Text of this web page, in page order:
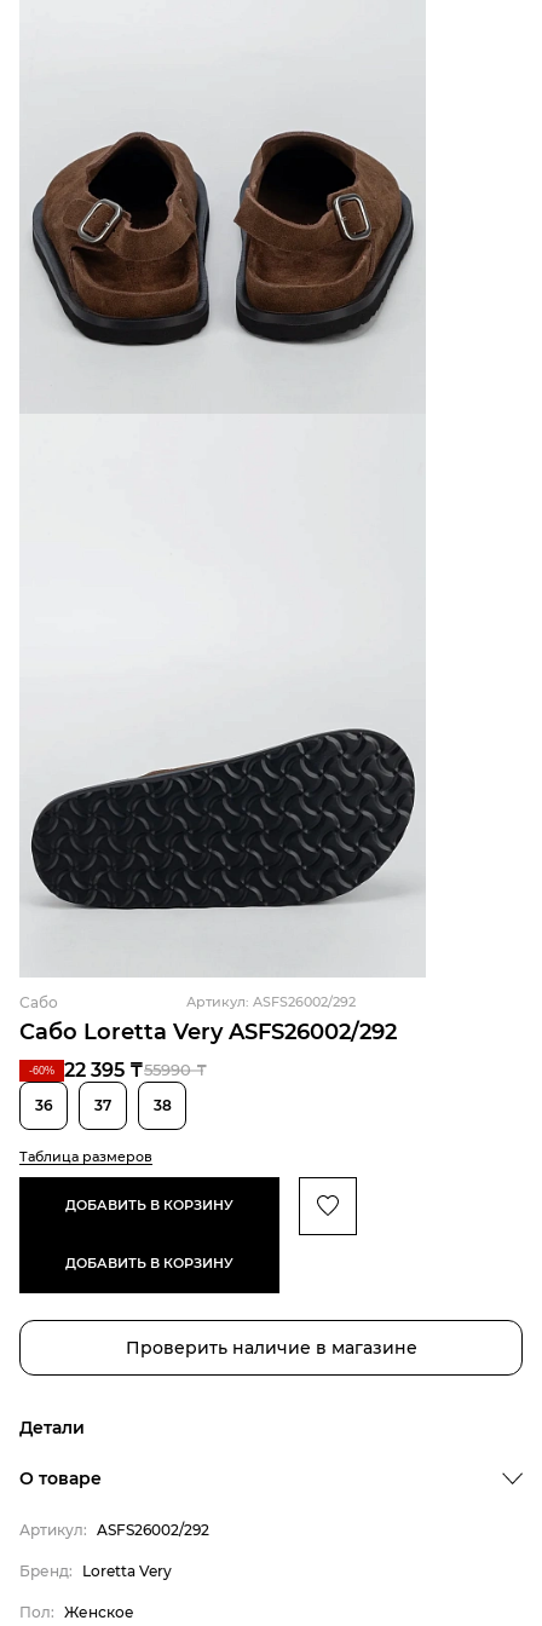
Сабо Loretta Very ASFS26002/292
Сабо Артикул: ASFS26002/292
55990 ₸
22 395 ₸
-60%
36 37 38
Таблица размеров
ДОБАВИТЬ В КОРЗИНУ
ДОБАВИТЬ В КОРЗИНУ
Проверить наличие в магазине
Детали
О товаре
Артикул: ASFS26002/292
Бренд: Loretta Very
Пол: Женское